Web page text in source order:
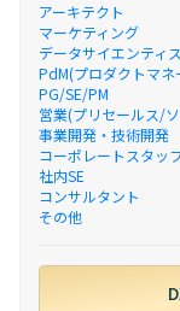
アーキテクト
マーケティング
データサイエンティ
PdM(プロダクトマネ
PG/SE/PM
営業(プリセールス/
事業開発・技術開発
コーポレートスタッ
社内SE
コンサルタント
その他